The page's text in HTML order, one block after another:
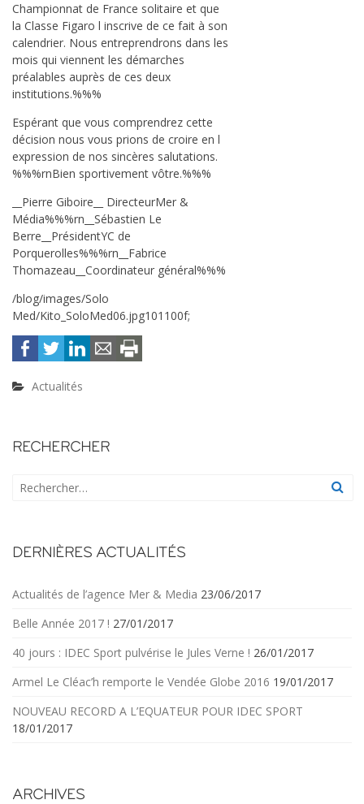
Championnat de France solitaire et que
la Classe Figaro l inscrive de ce fait à son
calendrier. Nous entreprendrons dans les
mois qui viennent les démarches
préalables auprès de ces deux
institutions.%%%
Espérant que vous comprendrez cette
décision nous vous prions de croire en l
expression de nos sincères salutations.
%%%rnBien sportivement vôtre.%%%
__Pierre Giboire__ DirecteurMer &
Média%%%rn__Sébastien Le
Berre__PrésidentYC de
Porquerolles%%%rn__Fabrice
Thomazeau__Coordinateur général%%%
/blog/images/Solo
Med/Kito_SoloMed06.jpg101100f;
Actualités
RECHERCHER
DERNIÈRES ACTUALITÉS
Actualités de l’agence Mer & Media 23/06/2017
Belle Année 2017 ! 27/01/2017
40 jours : IDEC Sport pulvérise le Jules Verne ! 26/01/2017
Armel Le Cléac’h remporte le Vendée Globe 2016 19/01/2017
NOUVEAU RECORD A L’EQUATEUR POUR IDEC SPORT
18/01/2017
ARCHIVES